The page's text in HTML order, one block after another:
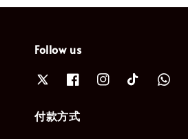
Follow us
付款方式